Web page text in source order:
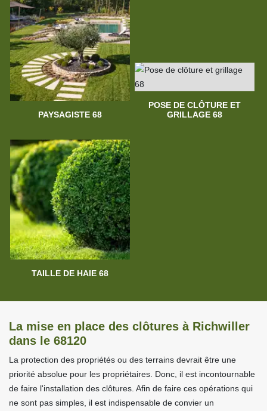
PAYSAGISTE 68
POSE DE CLÔTURE ET
GRILLAGE 68
TAILLE DE HAIE 68
La mise en place des clôtures à Richwiller
dans le 68120
La protection des propriétés ou des terrains devrait être une
priorité absolue pour les propriétaires. Donc, il est incontournable
de faire l'installation des clôtures. Afin de faire ces opérations qui
ne sont pas simples, il est indispensable de convier un